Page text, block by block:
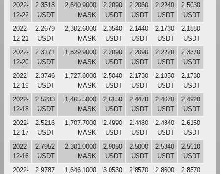
2022-
12-22
2.3518
USDT
2,640.9000
MASK
2.2090
USDT
2.2060
USDT
2.2240
USDT
2.5030
USDT
2022-
12-21
2.2679
USDT
2,302.6000
MASK
2.3540
USDT
2.1440
USDT
2.1730
USDT
2.1880
USDT
2022-
12-20
2.3171
USDT
1,529.9000
MASK
2.2090
USDT
2.2090
USDT
2.2220
USDT
2.3370
USDT
2022-
12-19
2.3746
USDT
1,727.8000
MASK
2.5040
USDT
2.1730
USDT
2.1850
USDT
2.1730
USDT
2022-
12-18
2.5233
USDT
1,465.5000
MASK
2.6150
USDT
2.4470
USDT
2.4670
USDT
2.4920
USDT
2022-
12-17
2.5216
USDT
1,707.7000
MASK
2.4990
USDT
2.4480
USDT
2.4840
USDT
2.6150
USDT
2022-
12-16
2.7952
USDT
2,301.0000
MASK
2.9050
USDT
2.5000
USDT
2.5340
USDT
2.5010
USDT
2022-
2.9787
1,646.1000
3.0530
2.8570
2.8600
2.8570